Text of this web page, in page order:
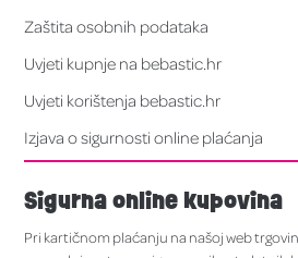
Zaštita osobnih podataka
Uvjeti kupnje na bebastic.hr
Uvjeti korištenja bebastic.hr
Izjava o sigurnosti online plaćanja
Sigurna online kupovina
Pri kartičnom plaćanju na našoj web